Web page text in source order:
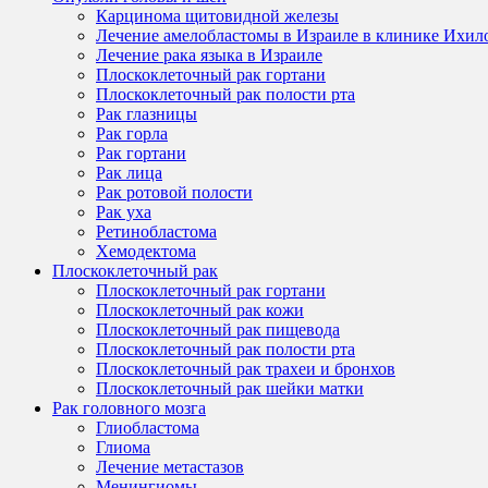
Карцинома щитовидной железы
Лечение амелобластомы в Израиле в клинике
Лечение рака языка в Израиле
Плоскоклеточный рак гортани
Плоскоклеточный рак полости рта
Рак глазницы
Рак горла
Рак гортани
Рак лица
Рак ротовой полости
Рак уха
Ретинобластома
Хемодектома
Плоскоклеточный рак
Плоскоклеточный рак гортани
Плоскоклеточный рак кожи
Плоскоклеточный рак пищевода
Плоскоклеточный рак полости рта
Плоскоклеточный рак трахеи и бронхов
Плоскоклеточный рак шейки матки
Рак головного мозга
Глиобластома
Глиома
Лечение метастазов